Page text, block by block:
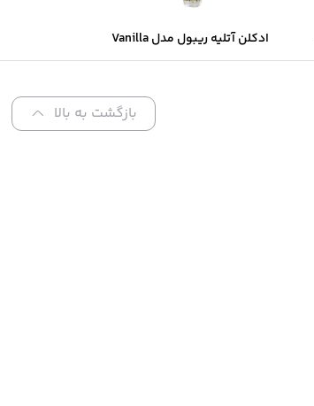
ادکلن آتلیه ریبول مدل Vanilla
Noir
بازگشت به بالا